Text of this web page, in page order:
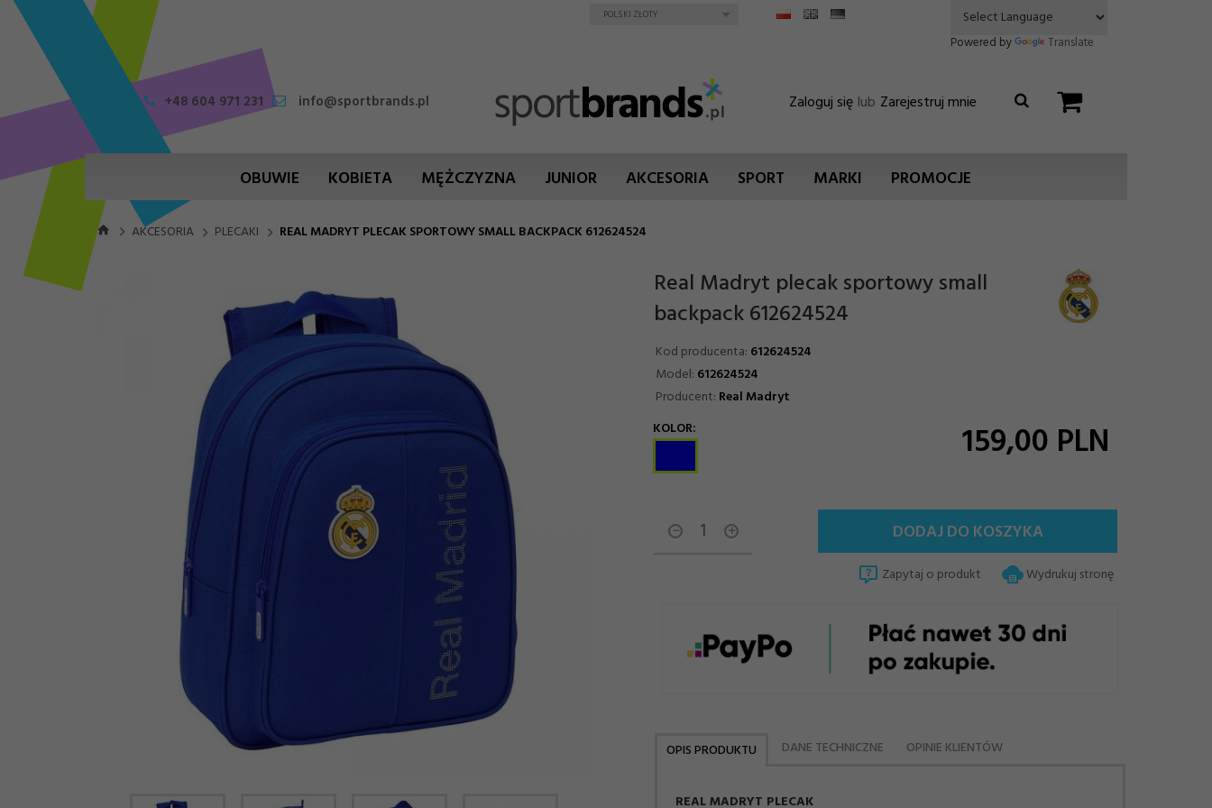
Powered by Translate
currency_h
POLSKI ZŁOTY
+48 604 971 231 info@sportbrands.pl Zaloguj się lub Zarejestruj mnie
OBUWIE KOBIETA MĘŻCZYZNA JUNIOR AKCESORIA SPORT MARKI PROMOCJE
AKCESORIA PLECAKI REAL MADRYT PLECAK SPORTOWY SMALL BACKPACK 612624524
Real Madryt plecak sportowy small
backpack 612624524
Kod producenta: 612624524
Model: 612624524
Producent: Real Madryt
KOLOR:
159,00 PLN
DODAJ DO KOSZYKA
Zapytaj o produkt Wydrukuj stronę
OPIS PRODUKTU DANE TECHNICZNE OPINIE KLIENTÓW
REAL MADRYT PLECAK